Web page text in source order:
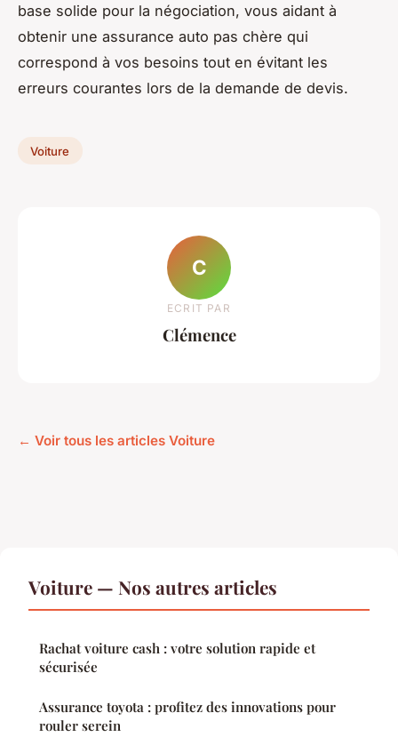
base solide pour la négociation, vous aidant à
obtenir une assurance auto pas chère qui
correspond à vos besoins tout en évitant les
erreurs courantes lors de la demande de devis.
Voiture
C
ECRIT PAR
Clémence
← Voir tous les articles Voiture
Voiture — Nos autres articles
Rachat voiture cash : votre solution rapide et
sécurisée
Assurance toyota : profitez des innovations pour
rouler serein